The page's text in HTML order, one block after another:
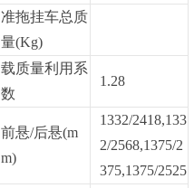
准拖挂车总质
量(Kg)
载质量利用系
数
1.28
前悬/后悬(m
m)
1332/2418,133
2/2568,1375/2
375,1375/2525